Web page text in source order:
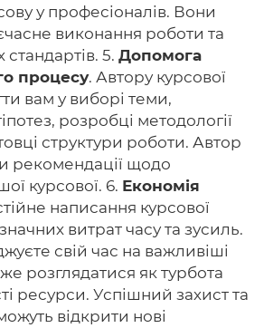
у професіоналів. Вони
виконання роботи та
5. Допомога
процесу. Автору курсової
вам у виборі теми,
розробці методології
структури роботи. Автор
рекомендації щодо
курсової. 6. Економія
написання курсової
витрат часу та зусиль.
свій час на важливіші
розглядатися як турбота
ресурси. Успішний захист та
відкрити нові